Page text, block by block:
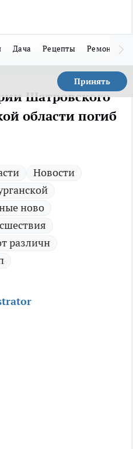
Дача Рецепты Ремонт
Принять
Шатровского
области погиб
Новости
ново
различн